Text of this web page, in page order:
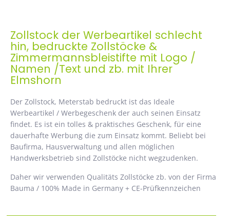
Zollstock der Werbeartikel schlecht
hin, bedruckte Zollstöcke &
Zimmermannsbleistifte mit Logo /
Namen /Text und zb. mit Ihrer
Elmshorn
Der Zollstock, Meterstab bedruckt ist das Ideale
Werbeartikel / Werbegeschenk der auch seinen Einsatz
findet. Es ist ein tolles & praktisches Geschenk, für eine
dauerhafte Werbung die zum Einsatz kommt. Beliebt bei
Baufirma, Hausverwaltung und allen möglichen
Handwerksbetrieb sind Zollstöcke nicht wegzudenken.
Daher wir verwenden Qualitäts Zollstöcke zb. von der Firma
Bauma / 100% Made in Germany + CE-Prüfkennzeichen